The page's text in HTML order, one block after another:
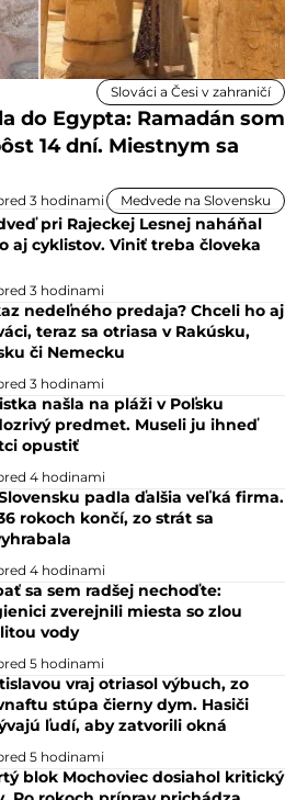
Slováci a Česi v zahraničí
do Egypta: Ramadán som
14 dní. Miestnym sa
3 hodinami Medvede na Slovensku
pri Rajeckej Lesnej naháňal
aj cyklistov. Viniť treba človeka
3 hodinami
nedeľného predaja? Chceli ho aj
teraz sa otriasa v Rakúsku,
či Nemecku
3 hodinami
našla na pláži v Poľsku
predmet. Museli ju ihneď
opustiť
4 hodinami
padla ďalšia veľká firma.
rokoch končí, zo strát sa
4 hodinami
sa sem radšej nechoďte:
zverejnili miesta so zlou
vody
5 hodinami
vraj otriasol výbuch, zo
stúpa čierny dym. Hasiči
ľudí, aby zatvorili okná
5 hodinami
blok Mochoviec dosiahol kritický